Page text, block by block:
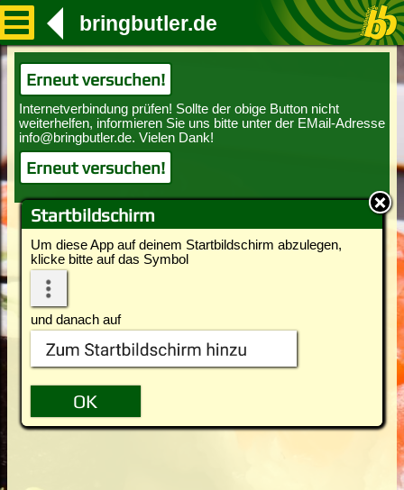
Startbildschirm
Um diese App auf deinem Startbildschirm abzulegen,
klicke bitte auf das Symbol
und danach auf
bringbutler.de
Erneut versuchen!
Erneut versuchen!